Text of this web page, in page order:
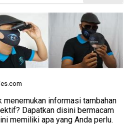
menemukan informasi tambahan
Dapatkan disini bermacam
memiliki apa yang Anda perlu.